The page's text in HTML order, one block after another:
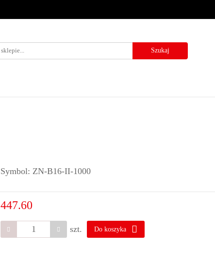
Symbol: ZN-B16-II-1000
447.60
szt. Do koszyka